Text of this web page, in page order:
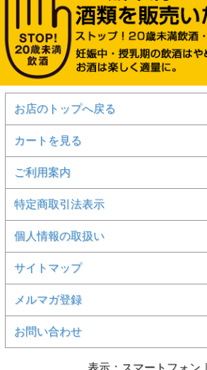
お店のトップへ戻る
カートを見る
ご利用案内
特定商取引法表示
個人情報の取扱い
サイトマップ
メルマガ登録
お問い合わせ